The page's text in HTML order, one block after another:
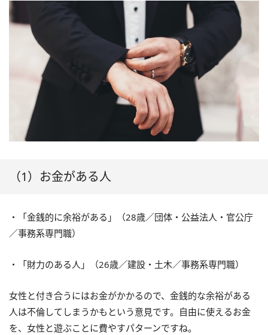
（1）お金がある人
・「金銭的に余裕がある」（28歳／団体・公益法人・官公庁
／事務系専門職）
・「財力のある人」（26歳／建設・土木／事務系専門職）
女性と付き合うにはお金がかかるので、金銭的な余裕がある
人は不倫してしまうかもという意見です。自由に使えるお金
を、女性と遊ぶことに費やすパターンですね。